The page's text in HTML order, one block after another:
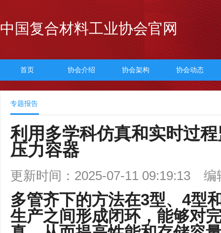
中国复合材料工业协会官网
首页 协会介绍 协会架构 协会动态
专题报告
利用多学科仿真和实时过
压力容器
更新时间：2025-07-11 09:19:13 编
多管齐下的方法在3型、4型
生产之间形成闭环，能够对